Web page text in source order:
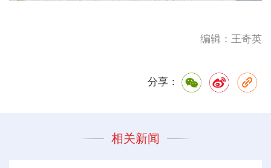
编辑：王奇英
分享：
相关新闻